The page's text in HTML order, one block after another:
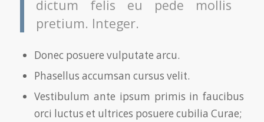
dictum felis eu pede mollis
pretium. Integer.
Donec posuere vulputate arcu.
Phasellus accumsan cursus velit.
Vestibulum ante ipsum primis in faucibus
orci luctus et ultrices posuere cubilia Curae;